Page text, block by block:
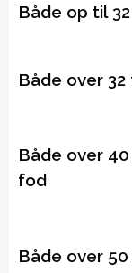
Både op til
Både over
Både over
fod
Både over